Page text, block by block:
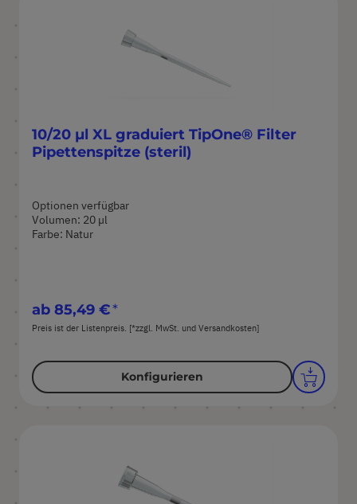
10/20 µl XL graduiert TipOne® Filter
Pipettenspitze (steril)
Optionen verfügbar
Volumen: 20 µl
Farbe: Natur
ab 85,49 €
Preis ist der Listenpreis. [*zzgl. MwSt. und Versandkosten]
Konfigurieren